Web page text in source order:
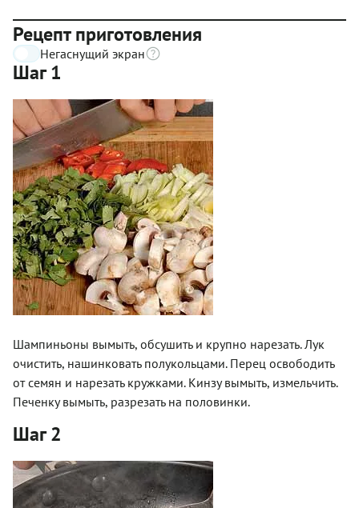
Рецепт приготовления
Негаснущий экран
Шаг 1
Шампиньоны вымыть, обсушить и крупно нарезать. Лук
очистить, нашинковать полукольцами. Перец освободить
от семян и нарезать кружками. Кинзу вымыть, измельчить.
Печенку вымыть, разрезать на половинки.
Шаг 2